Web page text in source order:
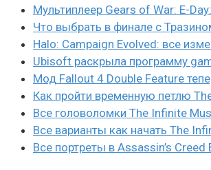
Мультиплеер Gears of War: E-
Что выбрать в финале с
Halo: Campaign Evolved: все
Ubisoft раскрыла программу
Мод Fallout 4 Double Feature
Как пройти временную петлю
Все головоломки The Infinite
Все варианты как начать The
Все портреты в Assassin’s Creed